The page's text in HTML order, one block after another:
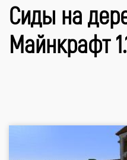
Сиды на
Майнкрафт